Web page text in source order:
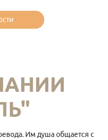
Им душа общается с